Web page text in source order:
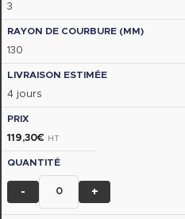
3
130
4 jours
119,30€ HT
- +